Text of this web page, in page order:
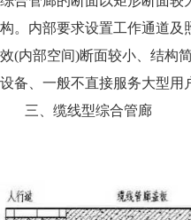
构。内部要求设置工作通道及
效(内部空间)断面较小、结构
设备、一般不直接服务大型用
三、缆线型综合管廊